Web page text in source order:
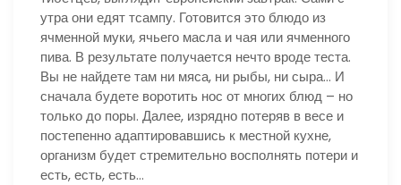
утра они едят тсампу. Готовится это блюдо из
ячменной муки, ячьего масла и чая или ячменного
пива. В результате получается нечто вроде теста.
Вы не найдете там ни мяса, ни рыбы, ни сыра… И
сначала будете воротить нос от многих блюд – но
только до поры. Далее, изрядно потеряв в весе и
постепенно адаптировавшись к местной кухне,
организм будет стремительно восполнять потери и
есть, есть, есть…